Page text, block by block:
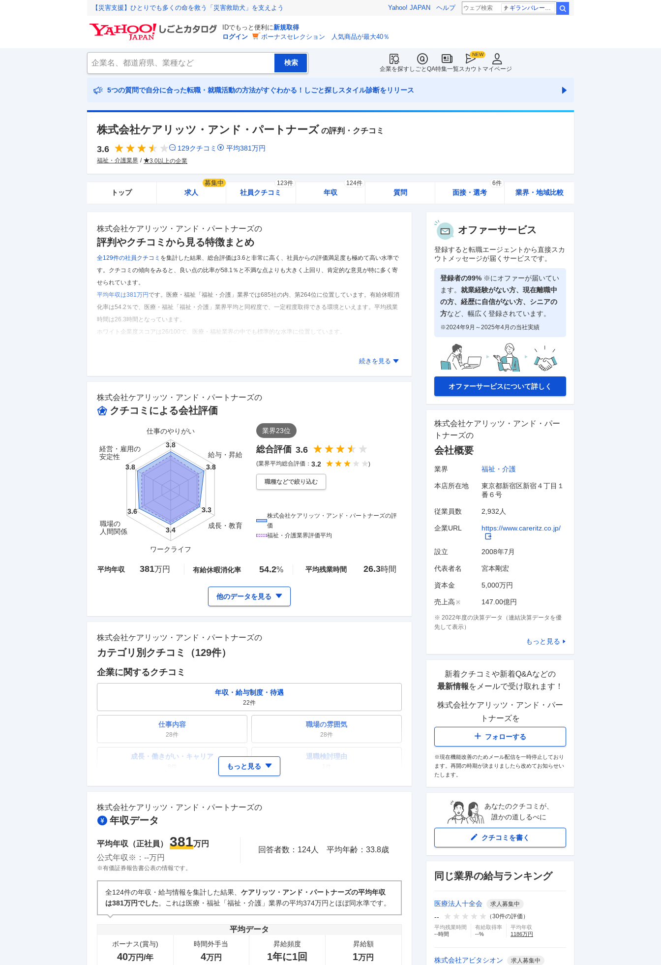
【災害支援】ひとりでも多くの命を救う「災害救助犬」を支えよう Yahoo! JAPAN ヘルプ
IDでもっと便利に新規取得
ログイン
ボーナスセレクション 人気商品が最大40％
企業を探すしごとQA特集一覧スカウト マイページ
5つの質問で自分に合った転職・就職活動の方法がすぐわかる！しごと探しスタイル診断をリリース
株式会社ケアリッツ・アンド・パートナーズ の評判・クチコミ
3.6 129クチコミ 平均381万円
福祉・介護業界 3.0以上の企業
トップ 求人
募集中
社員クチコミ
123件
年収
124件
質問 面接・選考
6件
業界・地域比較
株式会社ケアリッツ・アンド・パートナーズの
評判やクチコミから見る特徴まとめ
全129件の社員クチコミ を集計した結果、 総合評価は3.6と非常に高く、社員からの評価満足度も極めて高い水準で
す。 クチコミの傾向をみると、良い点の比率が58.1％と不満な点よりも大きく上回り、肯定的な意見が特に多く寄
せられています。
平均年収は381万円です。 医療・福祉「福祉・介護」業界では685社の内、第264位に位置しています。 有給休暇消
化率は54.2％で、医療・福祉「福祉・介護」業界平均と同程度で、一定程度取得できる環境といえます。 平均残業
時間は26.3時間となっています。
ホワイト企業度スコアは26/100で、医療・福祉業界の中でも標準的な水準に位置しています。
続きを見る
株式会社ケアリッツ・アンド・パートナーズの
クチコミによる会社評価
業界23位
総合評価 3.6
(業界平均総合評価： 3.2 )
職種などで絞り込む
仕事のやりがい
給与・昇給
成長・教育
ワークライフ
職場の
人間関係
経営・雇用の
安定性
株式会社ケアリッツ・アンド・パートナーズの評
価
福祉・介護業界評価平均
平均年収 381万円 有給休暇消化率 54.2% 平均残業時間 26.3時間
他のデータを見る
株式会社ケアリッツ・アンド・パートナーズの
カテゴリ別クチコミ（129件）
企業に関するクチコミ
年収・給与制度・待遇
22件
仕事内容
28件
職場の雰囲気
28件
成長・働きがい・キャリア 退職検討理由
ワークライフバランス 女性の活躍・働きやすさ
人事・評価制度 入社理由・入社後ギャップ
企業の選考に関するクチコミ
中途採用面接・選考
3件
新卒採用面接・選考
2件
もっと見る
株式会社ケアリッツ・アンド・パートナーズの
年収データ
平均年収（正社員） 381万円
公式年収※： --万円
回答者数： 124 人 平均年齢：33.8歳
※有価証券報告書公表の情報です。
全124件の年収・給与情報を集計した結果、 ケアリッツ・アンド・パートナーズの平均年収
は381万円でした。これは医療・福祉「福祉・介護」業界の平均374万円とほぼ同水準です。
平均データ
ボーナス(賞与)
40万円/年
時間外手当
4万円
昇給頻度
1年に1回
昇給額
1万円
オファーサービス
登録すると転職エージェントから直接スカ
ウトメッセージが届くサービスです。
登録者の99% ※にオファーが届いてい
ます。 就業経験がない方、現在離職中
の方、 経歴に自信がない方、シニアの
方など、幅広く登録されています。
※2024年9月～2025年4月の当社実績
オファーサービスについて詳しく
株式会社ケアリッツ・アンド・パー
トナーズの
会社概要
業界 福祉・介護
本店所在地
東京都新宿区新宿４丁目１
番６号
従業員数 2,932人
企業URL https://www.careritz.co.jp/
設立 2008年7月
代表者名 宮本剛宏
資本金 5,000万円
売上高 ※ 147.00億円
※ 2022年度の決算データ（連結決算データを優
先して表示）
もっと見る
新着クチコミや新着Q&Aなどの
最新情報をメールで受け取れます！
株式会社ケアリッツ・アンド・パー
トナーズを
フォローする
※現在機能改善のためメール配信を一時停止しており
ます。再開の時期が決まりましたら改めてお知らせい
たします。
あなたのクチコミが、
誰かの道しるべに
クチコミを書く
同じ業界の給与ランキング
医療法人十全会 求人募集中
-- （30件の評価）
平均残業時間
--時間
有給取得率
--%
平均年収
1186万円
株式会社アビタシオン 求人募集中